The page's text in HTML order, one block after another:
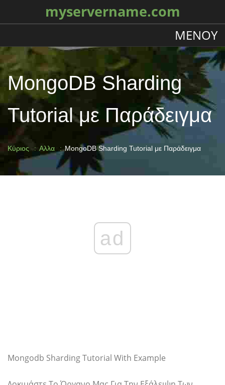
myservername.com
ΜΕΝΟΎ
MongoDB Sharding
Tutorial με Παράδειγμα
Κύριος Αλλα MongoDB Sharding Tutorial με Παράδειγμα
ad
Mongodb Sharding Tutorial With Example